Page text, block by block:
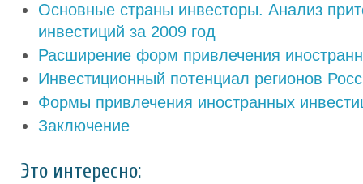
Основные страны инвесторы. Анализ
инвестиций за 2009 год
Расширение форм привлечения
Инвестиционный потенциал регионов
Формы привлечения иностранных
Заключение
Это интересно: